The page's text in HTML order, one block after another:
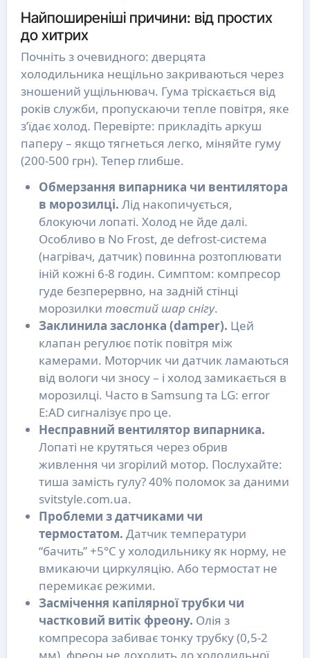
Найпоширеніші причини: від простих
до хитрих
Почніть з очевидного: дверцята
холодильника нещільно закриваються через
зношений ущільнювач. Гума тріскається від
років служби, пропускаючи тепле повітря, яке
з’їдає холод. Перевірте: прикладіть аркуш
паперу – якщо тягнеться легко, міняйте гуму
(200-500 грн). Тепер глибше.
Обмерзання випарника чи вентилятора
в морозилці. Лід накопичується,
блокуючи лопаті. Холод не йде далі.
Особливо в No Frost, де defrost-система
(нагрівач, датчик) повинна розтоплювати
іній кожні 6-8 годин. Симптом: компресор
гуде безперервно, на задній стінці
морозилки товстий шар снігу.
Заклинила заслонка (damper). Цей
клапан регулює потік повітря між
камерами. Моторчик чи датчик ламаються
від вологи чи зносу – і холод замикається в
морозилці. Часто в Samsung та LG: error
E:AD сигналізує про це.
Несправний вентилятор випарника.
Лопаті не крутяться через обрив
живлення чи згорілий мотор. Послухайте:
тиша замість гулу? 40% поломок за даними
svitstyle.com.ua.
Проблеми з датчиками чи
термостатом. Датчик температури
“бачить” +5°C у холодильнику як норму, не
вмикаючи циркуляцію. Або термостат не
перемикає режими.
Засмічення капілярної трубки чи
частковий витік фреону. Олія з
компресора забиває тонку трубку (0,5-2